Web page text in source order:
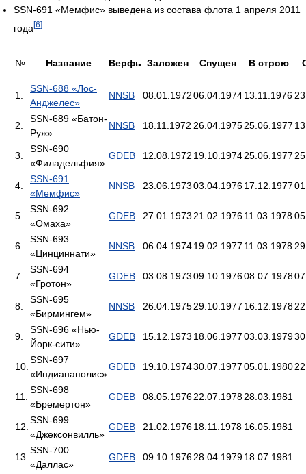
SSN-691 «Мемфис» выведена из состава флота 1 апреля 2011
года [6]
№ Название Верфь Заложен Спущен В строю
1.
SSN-688 «Лос-
Анджелес»
NNSB 08.01.197206.04.197413.11.1976
2.
SSN-689 «Батон-
Руж»
NNSB 18.11.1972 26.04.197525.06.1977
3.
SSN-690
«Филадельфия»
GDEB 12.08.1972 19.10.197425.06.1977
4.
SSN-691
«Мемфис»
NNSB 23.06.197303.04.197617.12.1977
5.
SSN-692
«Омаха»
GDEB 27.01.1973 21.02.197611.03.1978
6.
SSN-693
«Цинциннати»
NNSB 06.04.197419.02.1977 11.03.1978
7.
SSN-694
«Гротон»
GDEB 03.08.197309.10.197608.07.1978
8.
SSN-695
«Бирмингем»
NNSB 26.04.197529.10.1977 16.12.1978
9.
SSN-696 «Нью-
Йорк-сити»
GDEB 15.12.1973 18.06.197703.03.1979
10.
SSN-697
«Индианаполис»
GDEB 19.10.197430.07.197705.01.1980
11.
SSN-698
«Бремертон»
GDEB 08.05.197622.07.197828.03.1981
12.
SSN-699
«Джексонвилль»
GDEB 21.02.197618.11.1978 16.05.1981
13.
SSN-700
«Даллас»
GDEB 09.10.197628.04.197918.07.1981